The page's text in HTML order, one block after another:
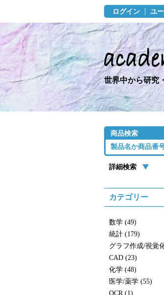
ログイン ユ
世界中から研究
商品検索
詳細検索
カテゴリー
数学 (49)
統計 (179)
グラフ作成/視覚
CAD (23)
化学 (48)
医学/薬学 (55)
OCR (1)